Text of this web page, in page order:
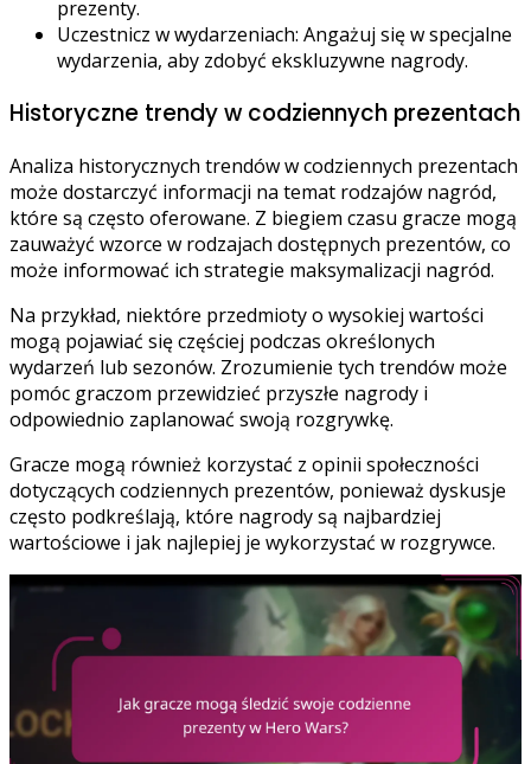
prezenty.
Uczestnicz w wydarzeniach: Angażuj się w specjalne
wydarzenia, aby zdobyć ekskluzywne nagrody.
Historyczne trendy w codziennych prezentach
Analiza historycznych trendów w codziennych prezentach
może dostarczyć informacji na temat rodzajów nagród,
które są często oferowane. Z biegiem czasu gracze mogą
zauważyć wzorce w rodzajach dostępnych prezentów, co
może informować ich strategie maksymalizacji nagród.
Na przykład, niektóre przedmioty o wysokiej wartości
mogą pojawiać się częściej podczas określonych
wydarzeń lub sezonów. Zrozumienie tych trendów może
pomóc graczom przewidzieć przyszłe nagrody i
odpowiednio zaplanować swoją rozgrywkę.
Gracze mogą również korzystać z opinii społeczności
dotyczących codziennych prezentów, ponieważ dyskusje
często podkreślają, które nagrody są najbardziej
wartościowe i jak najlepiej je wykorzystać w rozgrywce.